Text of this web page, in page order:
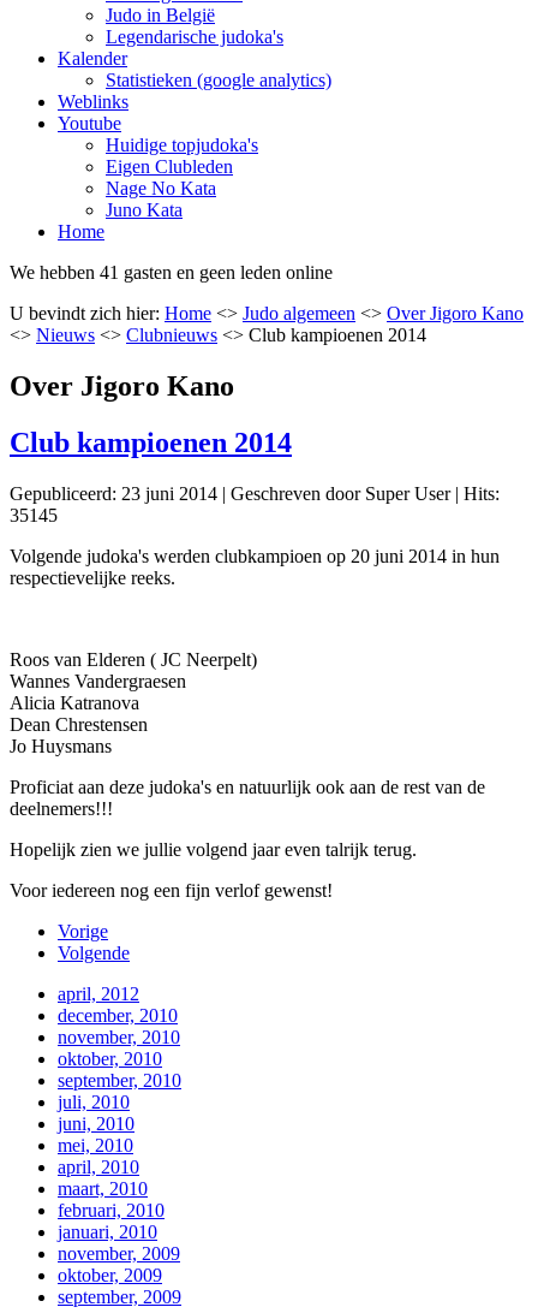
Judo in België
Legendarische judoka's
Kalender
Statistieken (google analytics)
Weblinks
Youtube
Huidige topjudoka's
Eigen Clubleden
Nage No Kata
Juno Kata
Home
We hebben 41 gasten en geen leden online
U bevindt zich hier: Home <> Judo algemeen <> Over Jigoro Kano
<> Nieuws <> Clubnieuws <> Club kampioenen 2014
Over Jigoro Kano
Club kampioenen 2014
Gepubliceerd: 23 juni 2014 | Geschreven door Super User| Hits:
35145
Volgende judoka's werden clubkampioen op 20 juni 2014 in hun
respectievelijke reeks.
Roos van Elderen ( JC Neerpelt)
Wannes Vandergraesen
Alicia Katranova
Dean Chrestensen
Jo Huysmans
Proficiat aan deze judoka's en natuurlijk ook aan de rest van de
deelnemers!!!
Hopelijk zien we jullie volgend jaar even talrijk terug.
Voor iedereen nog een fijn verlof gewenst!
Vorige
Volgende
april, 2012
december, 2010
november, 2010
oktober, 2010
september, 2010
juli, 2010
juni, 2010
mei, 2010
april, 2010
maart, 2010
februari, 2010
januari, 2010
november, 2009
oktober, 2009
september, 2009